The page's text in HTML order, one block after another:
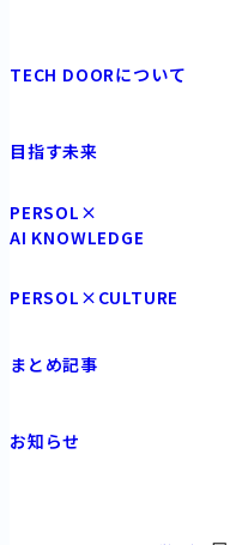
TECH DOORについて
目指す未来
PERSOL×
AI KNOWLEDGE
PERSOL×CULTURE
まとめ記事
お知らせ